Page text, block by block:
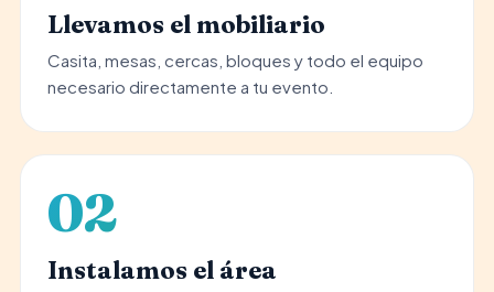
Llevamos el mobiliario
Casita, mesas, cercas, bloques y todo el equipo
necesario directamente a tu evento.
02
Instalamos el área